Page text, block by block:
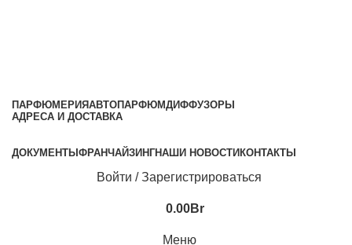
ПАРФЮМЕРИЯАВТОПАРФЮМДИФФУЗОРЫ
АДРЕСА И ДОСТАВКА
ДОКУМЕНТЫ ФРАНЧАЙЗИНГНАШИ НОВОСТИ КОНТАКТЫ
Войти / Зарегистрироваться
0.00Br
Меню